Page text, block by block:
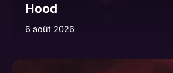
Hood
6 août 2026